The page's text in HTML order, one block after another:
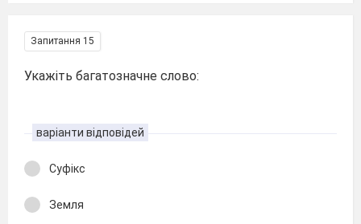
Запитання 15
Укажіть багатозначне слово:
варіанти відповідей
Суфікс
Земля